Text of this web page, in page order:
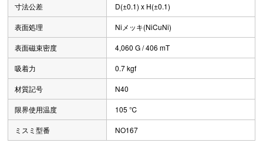
寸法公差 D(±0.1) x H(±0.1)
表面処理 Niメッキ(NiCuNi)
表面磁束密度 4,060 G / 406 mT
吸着力 0.7 kgf
材質記号 N40
限界使用温度 105 ℃
ミスミ型番 NO167